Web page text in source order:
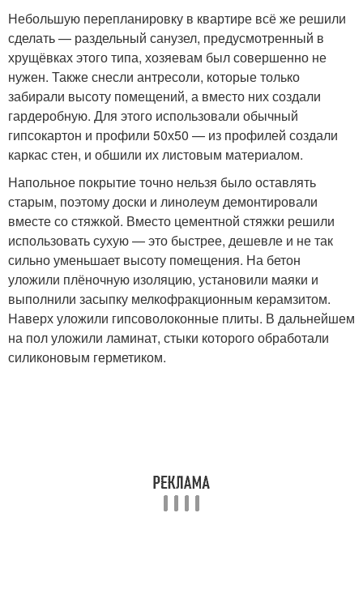
Небольшую перепланировку в квартире всё же решили
сделать — раздельный санузел, предусмотренный в
хрущёвках этого типа, хозяевам был совершенно не
нужен. Также снесли антресоли, которые только
забирали высоту помещений, а вместо них создали
гардеробную. Для этого использовали обычный
гипсокартон и профили 50х50 — из профилей создали
каркас стен, и обшили их листовым материалом.
Напольное покрытие точно нельзя было оставлять
старым, поэтому доски и линолеум демонтировали
вместе со стяжкой. Вместо цементной стяжки решили
использовать сухую — это быстрее, дешевле и не так
сильно уменьшает высоту помещения. На бетон
уложили плёночную изоляцию, установили маяки и
выполнили засыпку мелкофракционным керамзитом.
Наверх уложили гипсоволоконные плиты. В дальнейшем
на пол уложили ламинат, стыки которого обработали
силиконовым герметиком.